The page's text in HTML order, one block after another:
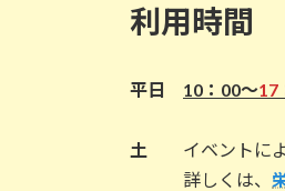
利用時間
平日 10：00～17
土 イベントによ
詳しくは、